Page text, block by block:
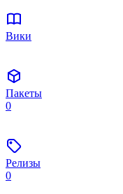
Вики
Пакеты
0
Релизы
0